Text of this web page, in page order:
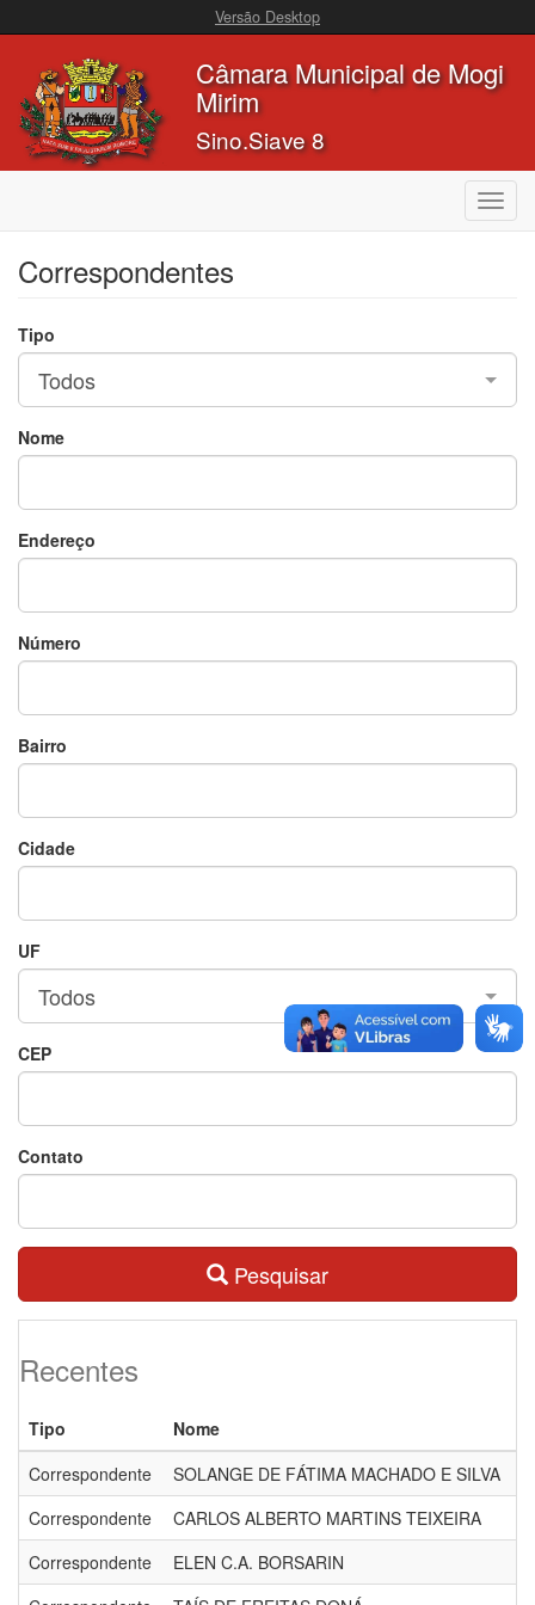
Versão Desktop
Câmara Municipal de Mogi
Mirim
Sino.Siave 8
Correspondentes
Tipo
Todos
Nome
Endereço
Número
Bairro
Cidade
UF
Todos
CEP
Contato
Pesquisar
Recentes
Tipo
Nome
Correspondente
SOLANGE DE FÁTIMA MACHADO E SILVA
Correspondente
CARLOS ALBERTO MARTINS TEIXEIRA
Correspondente
ELEN C.A. BORSARIN